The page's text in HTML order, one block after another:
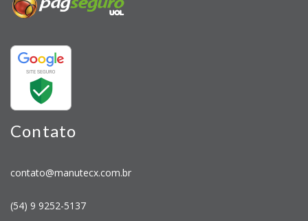
Contato
contato@manutecx.com.br
(54) 9 9252-5137